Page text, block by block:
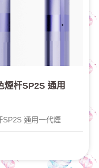
煙杆SP2S 通用
SP2S 通用一代煙